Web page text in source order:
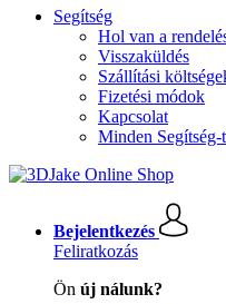
Segítség
Hol van a
Visszaküldés
Szállítási
Fizetési módok
Kapcsolat
Minden Segítség-
Bejelentkezés
Feliratkozás
Ön új nálunk?